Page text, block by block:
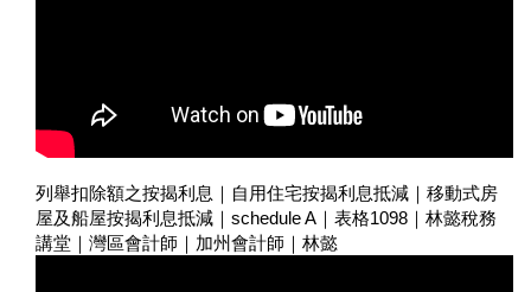
列舉扣除額之按揭利息｜自用住宅按揭利息抵減｜移動式房
屋及船屋按揭利息抵減｜schedule A｜表格1098｜林懿稅務
講堂｜灣區會計師｜加州會計師｜林懿